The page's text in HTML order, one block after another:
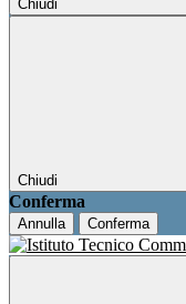
Chiudi
Chiudi
Conferma
Annulla Conferma